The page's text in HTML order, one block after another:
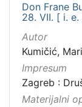
Don Frane
28. VII. [ i.
Autor
Kumičić,
Impresum
Zagreb :
Materijalni